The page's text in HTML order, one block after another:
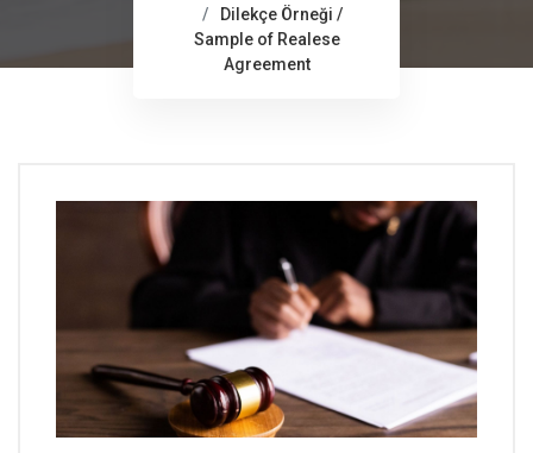
Dilekçe Örneği /
Sample of Realese
Agreement